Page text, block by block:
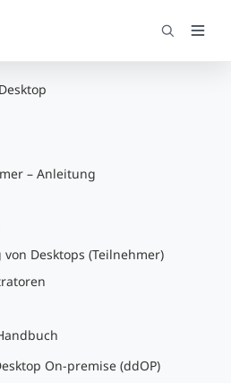
– Anleitung
Desktops (Teilnehmer)
On-premise (ddOP)